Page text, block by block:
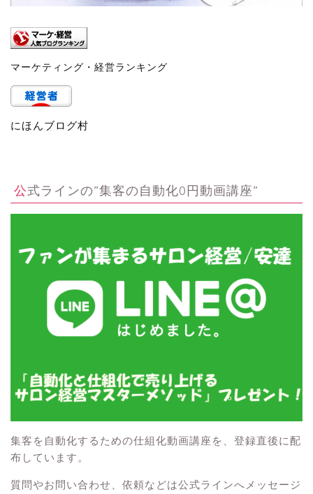
マーケティング・経営ランキング
にほんブログ村
公式ラインの”集客の自動化0円動画講座”
集客を自動化するための仕組化動画講座を、登録直後に配
布しています。
質問やお問い合わせ、依頼などは公式ラインへメッセージ